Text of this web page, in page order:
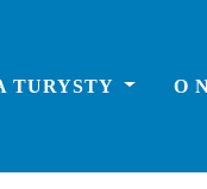
TURYSTY O